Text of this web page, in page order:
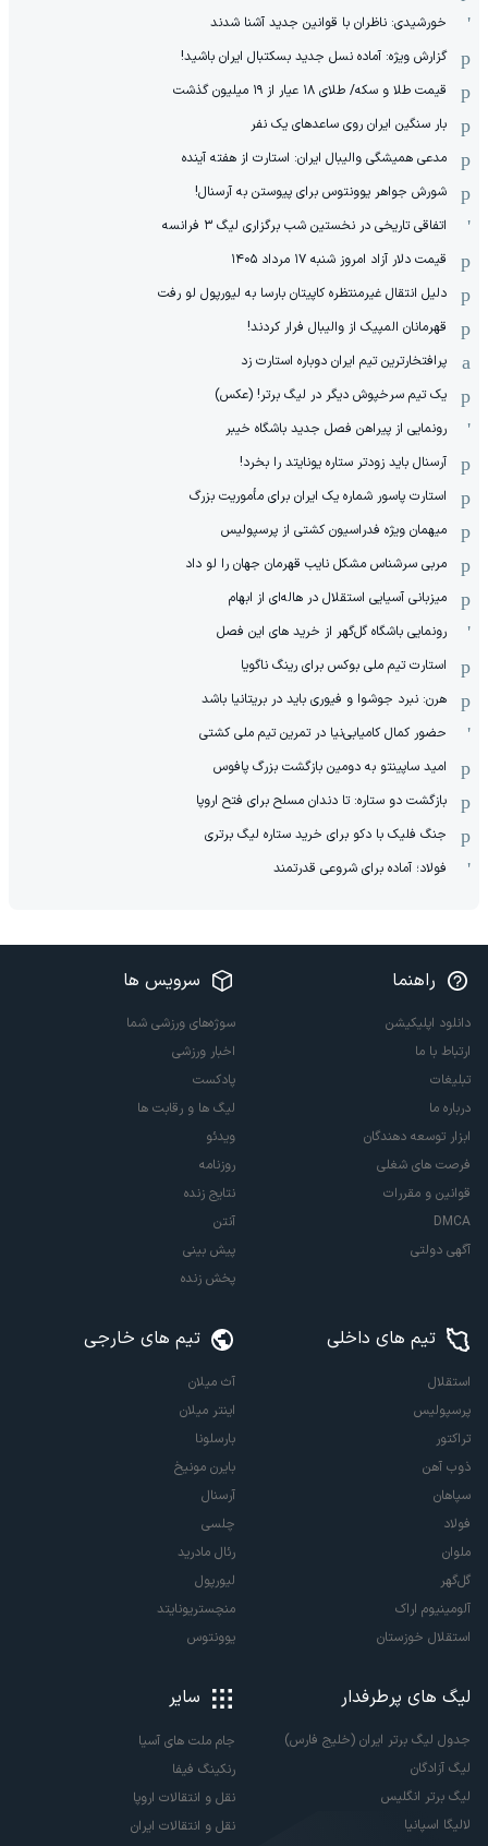
خورشیدی: ناظران با قوانین جدید آشنا شدند
گزارش ویژه‌: آماده نسل جدید بسکتبال ایران باشید!
قیمت طلا و سکه/ طلای ۱۸ عیار از ۱۹ میلیون گذشت
بار سنگین ایران روی ساعدهای یک نفر
مدعی همیشگی والیبال ایران: استارت از هفته آینده
شورش جواهر یوونتوس برای پیوستن به آرسنال!
اتفاقی تاریخی در نخستین شب برگزاری لیگ ۳ فرانسه
قیمت دلار آزاد امروز شنبه ۱۷ مرداد ۱۴۰۵
دلیل انتقال غیرمنتظره کاپیتان بارسا به لیورپول لو رفت
قهرمانان المپیک از والیبال فرار کردند!
پرافتخارترین تیم ایران دوباره استارت زد
یک تیم سرخپوش دیگر در لیگ برتر! (عکس)
رونمایی از پیراهن فصل جدید باشگاه خیبر
آرسنال باید زودتر ستاره یونایتد را بخرد!
استارت پاسور شماره یک ایران برای مأموریت بزرگ
میهمان ویژه فدراسیون کشتی از پرسپولیس
مربی سرشناس مشکل نایب قهرمان جهان را لو داد
میزبانی آسیایی استقلال در هاله‌ای از ابهام
رونمایی باشگاه گل‌گهر از خرید های این فصل
استارت تیم ملی بوکس برای رینگ ناگویا
هرن: نبرد جوشوا و فیوری باید در بریتانیا باشد
حضور کمال کامیابی‌نیا در تمرین تیم ملی کشتی
امید ساپینتو به دومین بازگشت بزرگ پافوس
بازگشت دو ستاره: تا دندان مسلح برای فتح اروپا
جنگ فلیک با دکو برای خرید ستاره لیگ برتری
فولاد؛ آماده برای شروعی قدرتمند
راهنما
دانلود اپلیکیشن
ارتباط با ما
تبلیغات
درباره ما
ابزار توسعه دهندگان
فرصت های شغلی
قوانین و مقررات
DMCA
آگهی دولتی
سرویس ها
سوژه‌های ورزشی شما
اخبار ورزشی
پادکست
لیگ ها و رقابت ها
ویدئو
روزنامه
نتایج زنده
آنتن
پیش بینی
پخش زنده
تیم های داخلی
استقلال
پرسپولیس
تراکتور
ذوب آهن
سپاهان
فولاد
ملوان
گل‌گهر
آلومینیوم اراک
استقلال خوزستان
تیم های خارجی
آث میلان
اینتر میلان
بارسلونا
بایرن مونیخ
آرسنال
چلسی
رئال مادرید
لیورپول
منچستریونایتد
یوونتوس
لیگ های پرطرفدار
جدول لیگ برتر ایران (خلیج فارس)
لیگ آزادگان
لیگ برتر انگلیس
لالیگا اسپانیا
سایر
جام ملت های آسیا
رنکینگ فیفا
نقل و انتقالات اروپا
نقل و انتقالات ایران